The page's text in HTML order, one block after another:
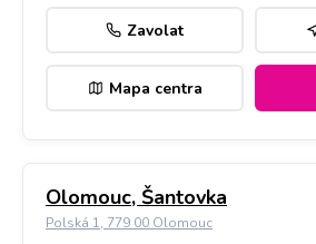
Zavolat
Mapa centra
Olomouc, Šantovka
Polská 1, 779 00 Olomouc